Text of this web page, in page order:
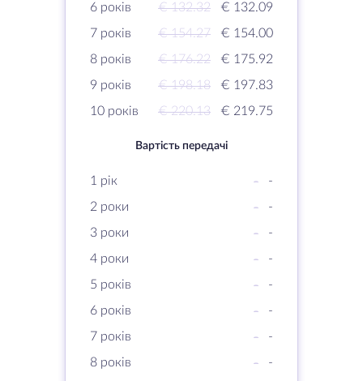
6 років
€ 132.32
€ 132.09
7 років
€ 154.27
€ 154.00
8 років
€ 176.22
€ 175.92
9 років
€ 198.18
€ 197.83
10 років
€ 220.13 € 219.75
Вартість передачі
1 рік -
-
2 роки
-
-
3 роки
-
-
4 роки
-
-
5 років
-
-
6 років
-
-
7 років
-
-
8 років
-
-